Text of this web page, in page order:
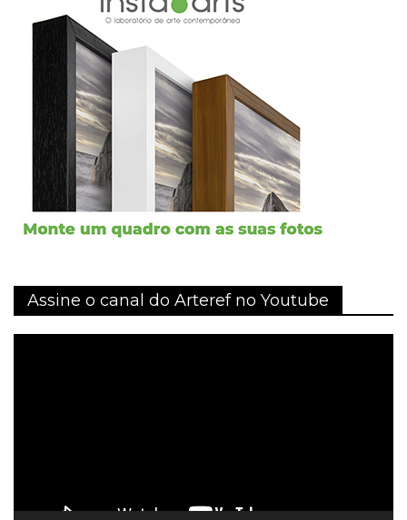
Assine o canal do Arteref no Youtube